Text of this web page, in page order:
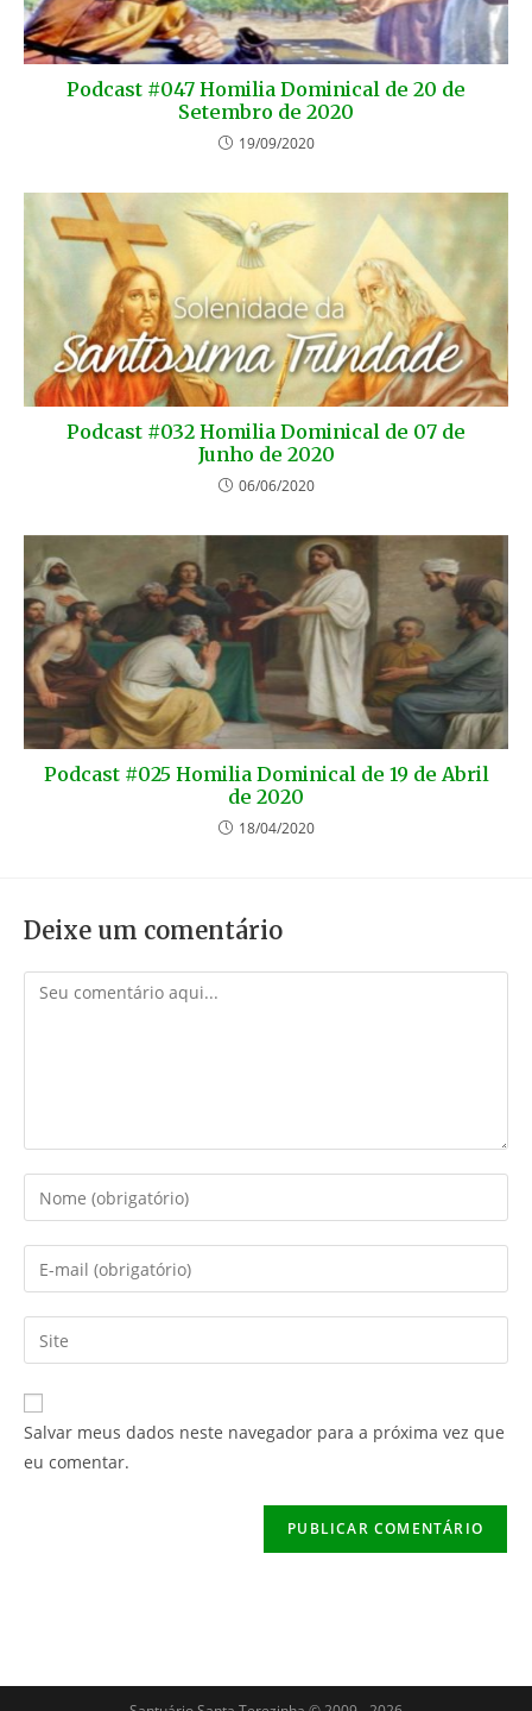
Podcast #047 Homilia Dominical de 20 de
Setembro de 2020
19/09/2020
Podcast #032 Homilia Dominical de 07 de
Junho de 2020
06/06/2020
Podcast #025 Homilia Dominical de 19 de Abril
de 2020
18/04/2020
Deixe um comentário
Comentário
Digite
seu
nome
ou
de
usuário
para
comentar
Digite
seu
endereço
de
mail
para
comentar
Digite
o
URL
do
Salvar meus dados neste navegador para a próxima vez que
eu comentar.